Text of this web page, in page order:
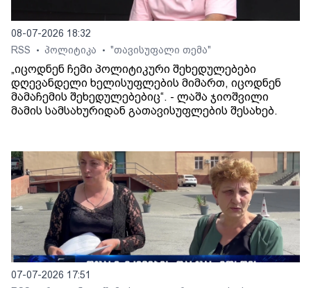
08-07-2026 18:32
RSS
• პოლიტიკა • "თავისუფალი თემა"
„იცოდნენ ჩემი პოლიტიკური შეხედულებები
დღევანდელი ხელისუფლების მიმართ, იცოდნენ
მამაჩემის შეხედულებებიც“. - ლაშა ჯიოშვილი
მამის სამსახურიდან გათავისუფლების შესახებ.
07-07-2026 17:51